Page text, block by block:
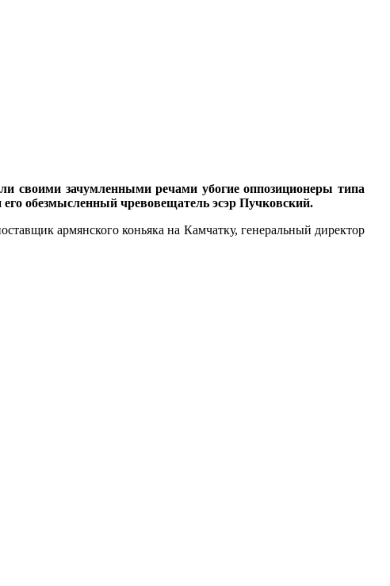
своими зачумленными речами убогие оппозиционеры типа
обезмысленный чревовещатель эсэр Пучковский.
армянского коньяка на Камчатку, генеральный директор